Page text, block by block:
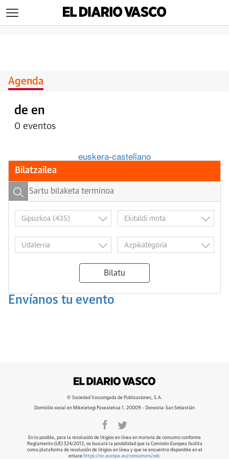
Agenda
de en
0 eventos
euskera-castellano
Bilatzailea
Bilatu
Envíanos tu evento
© Sociedad Vascongada de Publicaciones, S.A.
Domicilio social en Mikeletegi Pasealekua 1. 20009 - Donostia-San Sebastián
En lo posible, para la resolución de litigios en línea en materia de consumo conforme
Reglamento (UE) 524/2013, se buscará la posibilidad que la Comisión Europea facilita
como plataforma de resolución de litigios en línea y que se encuentra disponible en el
enlace https://ec.europa.eu/consumers/odr.